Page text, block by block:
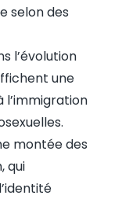
selon des
l’évolution
une
montée des
qui